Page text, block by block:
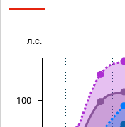
л.с.
100